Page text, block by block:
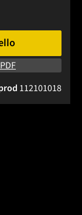
desiderata o
112101018